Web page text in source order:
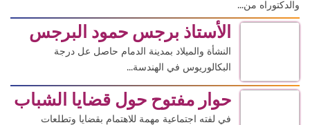
والدكتوراه من...
الأستاذ برجس حمود البرجس
النشأة والميلاد بمدينة الدمام حاصل عل درجة
البكالوريوس في الهندسة...
حوار مفتوح حول قضايا الشباب
في لفته اجتماعية مهمة للاهتمام بقضايا وتطلعات